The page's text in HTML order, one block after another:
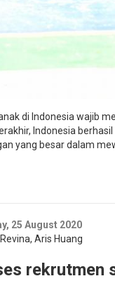
di Indonesia wajib
Indonesia
yang besar dalam
25 August 2020
, Aris Huang
rekrutmen